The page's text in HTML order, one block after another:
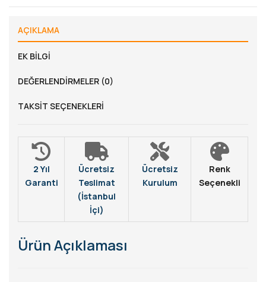
AÇIKLAMA
EK BILGI
DEĞERLENDIRMELER (0)
TAKSIT SEÇENEKLERI
2 Yıl
Garanti
Ücretsiz
Teslimat
(İstanbul
İçi)
Ücretsiz
Kurulum
Renk
Seçenekli
Ürün Açıklaması